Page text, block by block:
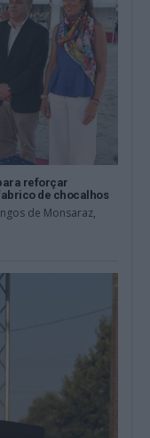
reforçar
de chocalhos
de Monsaraz,